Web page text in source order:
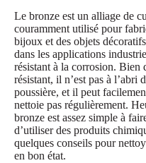
Le bronze est un alliage de
couramment utilisé pour
bijoux et des objets
dans les applications
résistant à la corrosion. Bien
résistant, il n’est pas à l’abri
poussière, et il peut
nettoie pas régulièrement.
bronze est assez simple à
d’utiliser des produits
quelques conseils pour
en bon état.